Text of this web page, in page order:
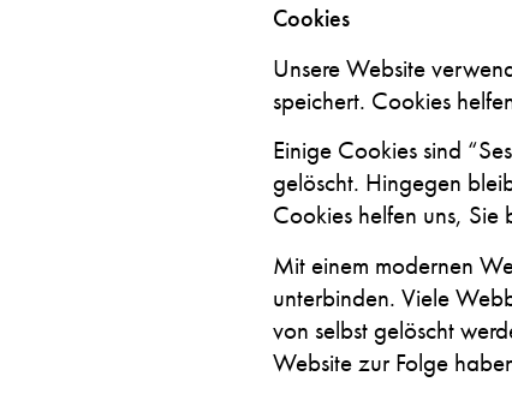
Cookies
Unsere Website
speichert. Cookies
Einige Cookies sind
gelöscht. Hingegen
Cookies helfen uns, Sie
Mit einem modernen
unterbinden. Viele
von selbst gelöscht
Website zur Folge